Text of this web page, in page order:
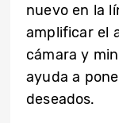
nuevo en la
amplificar el
cámara y
ayuda a
deseados.